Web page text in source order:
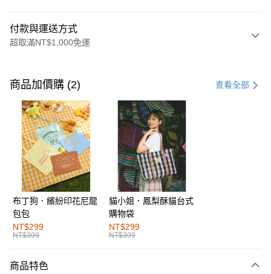
付款與運送方式
超取滿NT$1,000免運
信用卡一次付款
購物金
超商取貨付款
LINE Pay
街口支付
運送方式
全家取貨付款
每筆NT$60，滿NT$1,000(含以上)免運費
付款後全家取貨
商品加價購 (2) 查看全部
布丁狗．繽紛印花尼龍
包包
NT$299
NT$399
貓小姐．鳳梨酥貓台式
購物袋
NT$299
NT$399
商品特色